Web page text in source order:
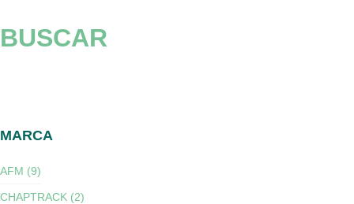
BUSCAR
MARCA
AFM (9)
CHAPTRACK (2)